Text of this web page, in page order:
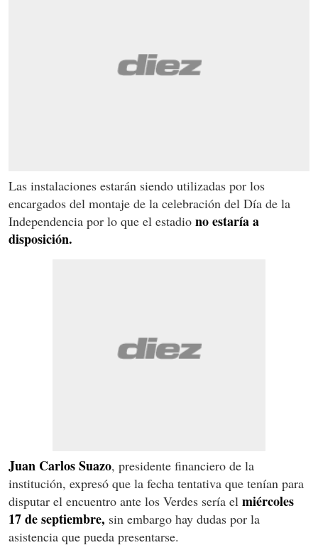
Las instalaciones estarán siendo utilizadas por los
encargados del montaje de la celebración del Día de la
Independencia por lo que el estadio no estaría a
disposición.
Juan Carlos Suazo, presidente financiero de la
institución, expresó que la fecha tentativa que tenían para
disputar el encuentro ante los Verdes sería el miércoles
17 de septiembre, sin embargo hay dudas por la
asistencia que pueda presentarse.